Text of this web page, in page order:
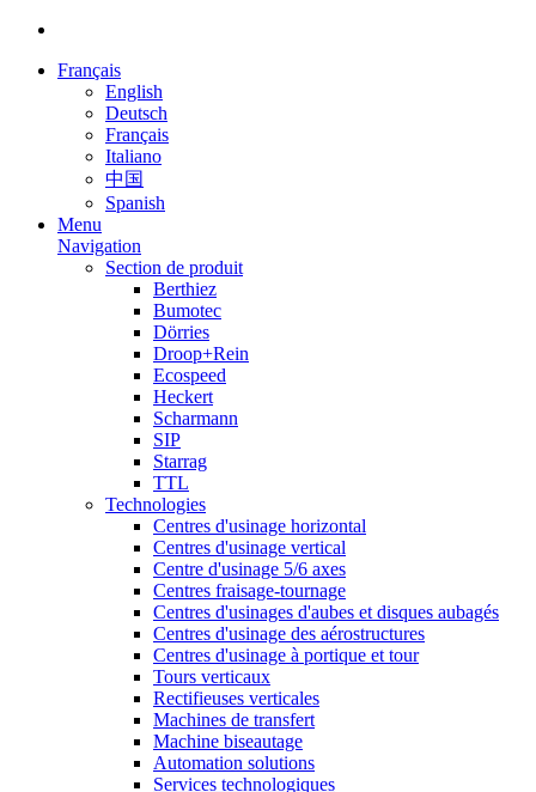
Français
English
Deutsch
Français
Italiano
中国
Spanish
Menu
Navigation
Section de produit
Berthiez
Bumotec
Dörries
Droop+Rein
Ecospeed
Heckert
Scharmann
SIP
Starrag
TTL
Technologies
Centres d'usinage horizontal
Centres d'usinage vertical
Centre d'usinage 5/6 axes
Centres fraisage-tournage
Centres d'usinages d'aubes et disques aubagés
Centres d'usinage des aérostructures
Centres d'usinage à portique et tour
Tours verticaux
Rectifieuses verticales
Machines de transfert
Machine biseautage
Automation solutions
Services technologiques